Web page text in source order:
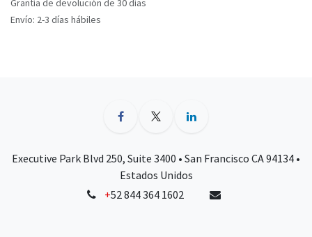
Grantía de devolución de 30 días
Envío: 2-3 días hábiles
Executive Park Blvd 250, Suite 3400 • San Francisco CA 94134 •
Estados Unidos
+52 844 364 1602